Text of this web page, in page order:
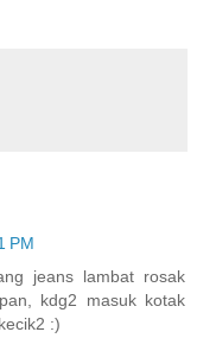
PM
jeans lambat rosak
kdg2 masuk kotak
:)